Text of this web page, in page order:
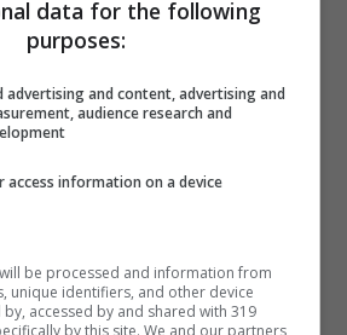
questo esecutivo. Il
ad inserire nel mondo del
che negli ultimi
ai margini. Stiamo
di donne e giovani.
del Lavoro, inoltre,
l’aumento
data for the following
purposes:
advertising and content, advertising and
audience research and
access information on a device
be processed and information from
unique identifiers, and other device
accessed by and shared with 319
by this site. We and our partners